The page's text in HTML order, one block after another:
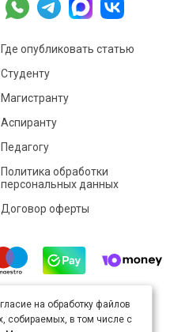
Где опубликовать статью
Студенту
Магистранту
Аспиранту
Педагогу
Политика обработки
персональных данных
Договор оферты
полицензии Creative
(«Атрибуция») 4.0
на обработку файлов
собираемых, в том числе с